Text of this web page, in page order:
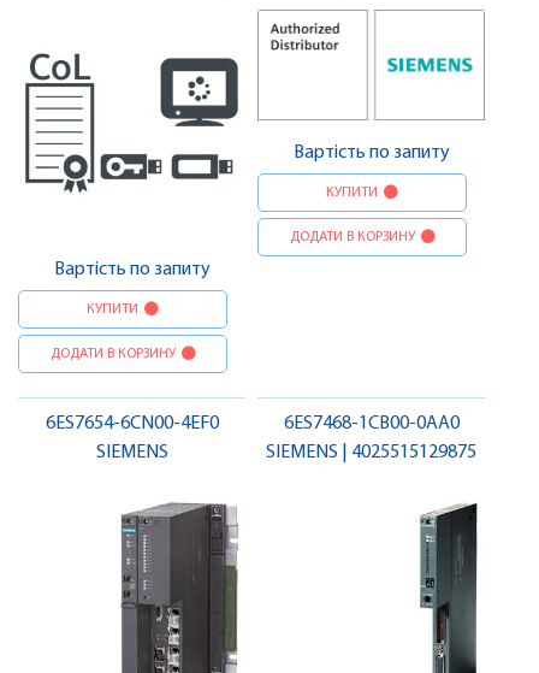
Вартість по запиту
КУПИТИ
ДОДАТИ В КОРЗИНУ
Вартість по запиту
КУПИТИ
ДОДАТИ В КОРЗИНУ
6ES7654-6CN00-4EF0
SIEMENS
6ES7468-1CB00-0AA0
SIEMENS | 4025515129875